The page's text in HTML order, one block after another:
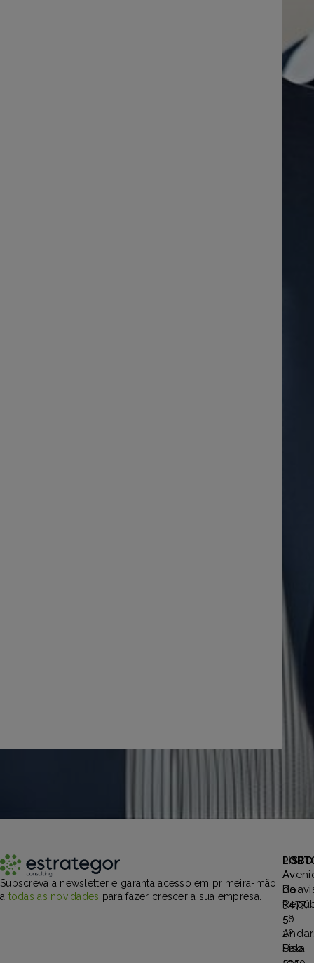
Subscreva a newsletter e garanta acesso em primeira-mão
a todas as novidades para fazer crescer a sua empresa.
3477,
5º
Sala
Av.
da
50,
2º
Piso